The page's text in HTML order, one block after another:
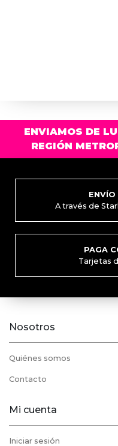
ENVIAMOS DE
REGIÓN
A través de
PAGA
Tarjetas
Nosotros
Quiénes somos
Contacto
Mi cuenta
Iniciar sesión